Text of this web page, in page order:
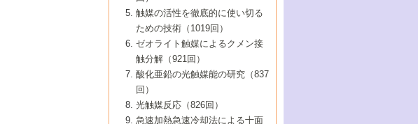
7号 基礎化学品製造の触媒技術
8号 資源の循環と触媒技術
7号 触媒研究と学術雑誌/情報
8号 若い世代からみた触媒化学の現状と未
ビナトリアルケミストリー
6号 第88回触媒討論会特集号
7号 企業における触媒研究のブレークスル
8号 この材料を触媒として使ってみません
5号 触媒のおもしろさをどのように伝える
6号 第86回触媒討論会
7号 水素化精製触媒の新しい展開
8号 新しい反応性と機能性を目指した金属
クラスタ-化学
4号 実用炭素材料の新展開
5号 研究の方法論を考える
7号 機能性金属材料と触媒
8号 触媒研究へのNMRの応用と展望
媒学会この10年の歩みとこれから/創立40周
2号 第81回触媒討論会
3号 計算機触媒化学へのさそい
4号 触媒劣化の制御と予測
5号 最新の実用プロセスと触媒
6号 第82回触媒討論会
接点
2号 第79回触媒討論会
3号 最新NO除去触媒の実用化研究
4号 新しい反応場を目指した触媒調製
5号 反応・分離技術の新しい展開
6号 第80回触媒討論会
1号 触媒の構造と触媒作用/C1化学を中心と
する21世紀への触媒
3号 オリンピックメダル:金・銀・銅はどん
な触媒作用を示すか
4号 触媒作用における機能の複合化
▼37巻（1995年）
1号 ファインケミカルズと固体触媒
2号 第75回触媒討論会
3号 希土類を利用した触媒
4号 触媒とリサイクル
5号 エネルギー変換触媒
▼36巻（1994年）
1号 電気化学と触媒
2号 第73回触媒討論会
3号 C4化学の展開
4号 《通常号》
▼35巻（1993年）
1号 工業触媒開発マニュアル―探索から工
業化まで
2号 第71回触媒討論会
▼34巻（1992年）
1号 インパクトを与えたこの研究
2号 第69回触媒討論会
▼33巻（1991年）
1号 触媒プロセス開発マニュアル―探索か
▼32巻（1990年）
触媒の活性を徹底的に使い切る
ための技術（1019回）
ゼオライト触媒によるクメン接
触分解（921回）
酸化亜鉛の光触媒能の研究（837
回）
光触媒反応（826回）
急速加熱急速冷却法による十面